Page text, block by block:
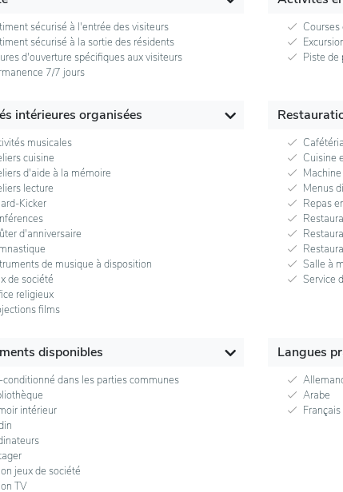
sécurisé à l'entrée des visiteurs
sécurisé à la sortie des résidents
d'ouverture spécifiques aux visiteurs
7/7 jours
Piste de
intérieures organisées
musicales
cuisine
d'aide à la mémoire
lecture
Kicker
d'anniversaire
de musique à disposition
de société
religieux
films
Cafétéria
Cuisine
Menus
Repas
Salle à
Service
disponibles
dans les parties communes
intérieur
jeux de société
TV
Langues
Arabe
Français